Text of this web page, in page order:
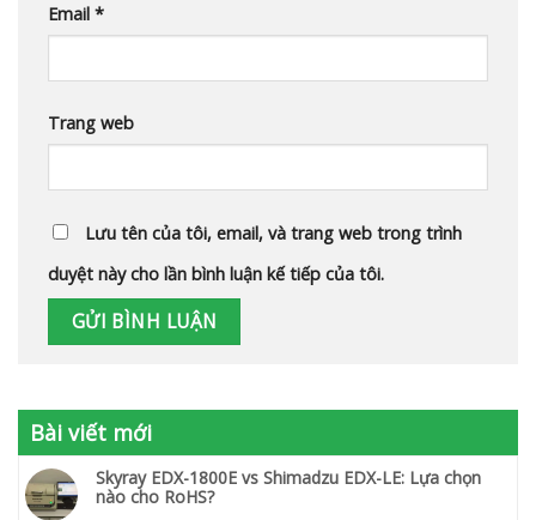
Email *
Trang web
Lưu tên của tôi, email, và trang web trong trình
duyệt này cho lần bình luận kế tiếp của tôi.
Bài viết mới
Skyray EDX-1800E vs Shimadzu EDX-LE: Lựa chọn
nào cho RoHS?